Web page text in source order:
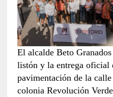
El alcalde Beto
listón y la entrega oficial
pavimentación de la
colonia Revolución